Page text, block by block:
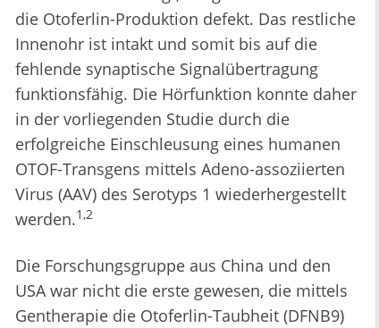
die Otoferlin-Produktion defekt. Das restliche
Innenohr ist intakt und somit bis auf die
fehlende synaptische Signalübertragung
funktionsfähig. Die Hörfunktion konnte daher
in der vorliegenden Studie durch die
erfolgreiche Einschleusung eines humanen
OTOF-Transgens mittels Adeno-assoziierten
Virus (AAV) des Serotyps 1 wiederhergestellt
werden.1,2
Die Forschungsgruppe aus China und den
USA war nicht die erste gewesen, die mittels
Gentherapie die Otoferlin-Taubheit (DFNB9)